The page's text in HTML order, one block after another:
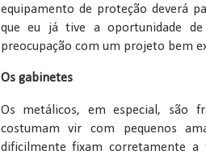
equipamento de proteção deverá
que eu já tive a oportunidade
preocupação com um projeto bem
Os gabinetes
Os metálicos, em especial, são
costumam vir com pequenos
dificilmente fixam corretamente a